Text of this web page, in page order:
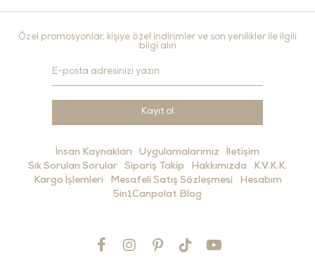
Özel promosyonlar, kişiye özel indirimler ve son yenilikler ile ilgili
bilgi alın
Kayıt ol
İnsan Kaynakları Uygulamalarımız
İletişim
Sık Sorulan Sorular
Sipariş Takip Hakkımızda
K.V.K.K.
Kargo İşlemleri
Mesafeli Satış Sözleşmesi
Hesabım
5in1Canpolat Blog